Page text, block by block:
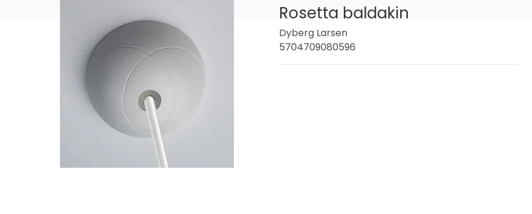
Rosetta baldakin
Dyberg Larsen
5704709080596